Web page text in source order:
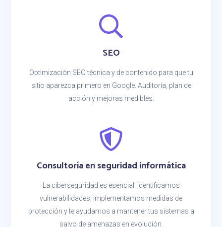
SEO
Optimización SEO técnica y de contenido para que tu
sitio aparezca primero en Google. Auditoría, plan de
acción y mejoras medibles.
Consultoría en seguridad informática
La ciberseguridad es esencial. Identificamos
vulnerabilidades, implementamos medidas de
protección y te ayudamos a mantener tus sistemas a
salvo de amenazas en evolución.